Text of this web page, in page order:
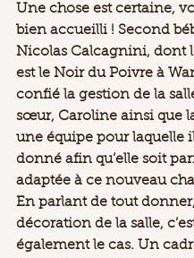
Une chose est certaine,
bien accueilli ! Second
Nicolas Calcagnini, dont
est le Noir du Poivre à
confié la gestion de la
sœur, Caroline ainsi que
une équipe pour laquelle
donné afin qu’elle soit
adaptée à ce nouveau
En parlant de tout
décoration de la salle,
également le cas. Un